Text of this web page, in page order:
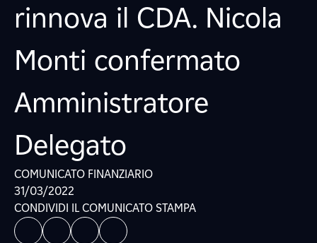
rinnova il CDA. Nicola
Monti confermato
Amministratore
Delegato
COMUNICATO FINANZIARIO
31/03/2022
CONDIVIDI IL COMUNICATO STAMPA